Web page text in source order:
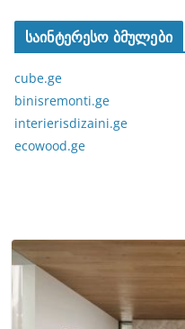
საინტერესო ბმულები
cube.ge
binisremonti.ge
interierisdizaini.ge
ecowood.ge